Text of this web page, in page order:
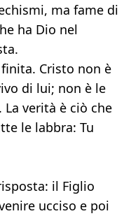
ma fame di
ha Dio nel
Cristo non è
di lui; non è le
verità è ciò che
le labbra: Tu
il Figlio
ucciso e poi